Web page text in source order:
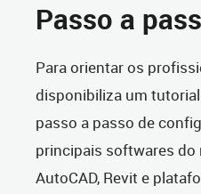
Passo a
Para orientar os
disponibiliza um
passo a passo de
principais softwares
AutoCAD, Revit e